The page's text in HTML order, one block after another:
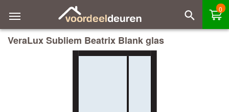
0
VeraLux Subliem Beatrix Blank glas